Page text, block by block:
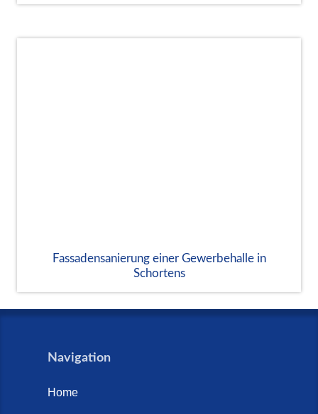
Fassadensanierung einer Gewerbehalle in
Schortens
Navigation
Home